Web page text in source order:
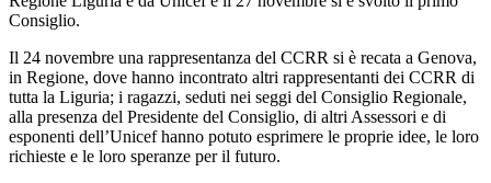
Consiglio.
Il 24 novembre una rappresentanza del CCRR si è recata a Genova,
in Regione, dove hanno incontrato altri rappresentanti dei CCRR di
tutta la Liguria; i ragazzi, seduti nei seggi del Consiglio Regionale,
alla presenza del Presidente del Consiglio, di altri Assessori e di
esponenti dell’Unicef hanno potuto esprimere le proprie idee, le loro
richieste e le loro speranze per il futuro.